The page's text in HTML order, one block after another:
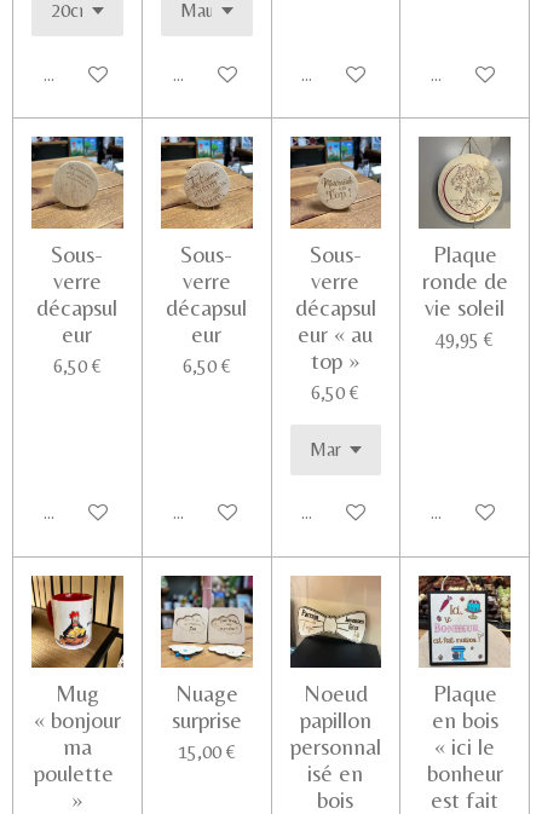
Ajouter au panierAjouter au panierAjouter au panierVoir les
Sous-
verre
décapsul
eur
6,50 €
Ajouter au panier
Sous-
verre
décapsul
eur
6,50 €
Ajouter au panier
Sous-
verre
décapsul
eur « au
top »
6,50 €
Ajouter au panier
Plaque
ronde de
vie soleil
49,95 €
Voir les
Mug
« bonjour
ma
poulette
»
Nuage
surprise
15,00 €
Noeud
papillon
personnal
isé en
bois
Plaque
en bois
« ici le
bonheur
est fait